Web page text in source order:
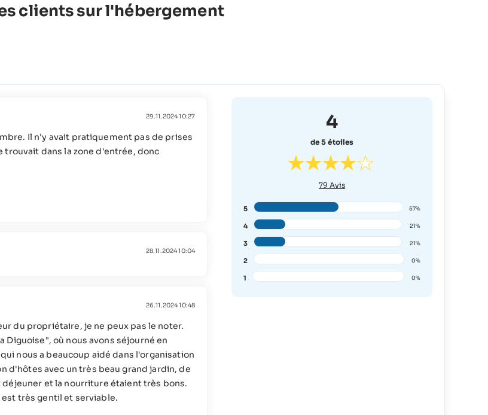
clients sur l'hébergement
4
de 5 étoiles
79 Avis
5 57%
4 21%
3 21%
2 0%
1 0%
29.11.2024 10:27
Il n'y avait pratiquement pas de prises
dans la zone d'entrée, donc
28.11.2024 10:04
26.11.2024 10:48
du propriétaire, je ne peux pas le noter.
où nous avons séjourné en
nous a beaucoup aidé dans l'organisation
d'hôtes avec un très beau grand jardin, de
et la nourriture étaient très bons.
très gentil et serviable.